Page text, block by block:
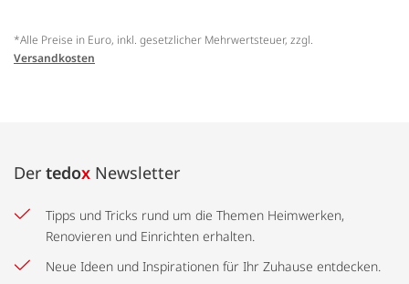
*Alle Preise in Euro, inkl. gesetzlicher Mehrwertsteuer, zzgl.
Versandkosten
Der tedox Newsletter
Tipps und Tricks rund um die Themen Heimwerken,
Renovieren und Einrichten erhalten.
Neue Ideen und Inspirationen für Ihr Zuhause entdecken.